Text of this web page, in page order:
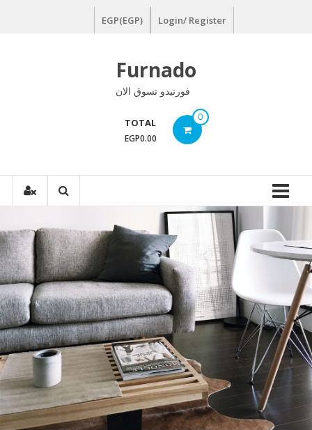
Login/ Register
EGP(EGP)
Furnado
فورنيدو تسوق الان
0
TOTAL
EGP0.00